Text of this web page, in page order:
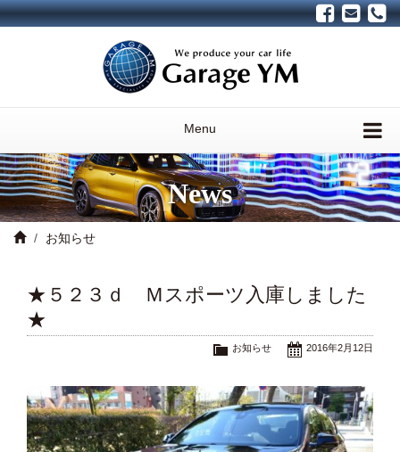
Menu
News
お知らせ
★５２３ｄ Ｍスポーツ入庫しました
★
2016年2月12日
お知らせ